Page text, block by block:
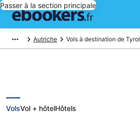
Passer à la section principale
Autriche Vols à destination de Tyrol
VolsVol + hôtelHôtels